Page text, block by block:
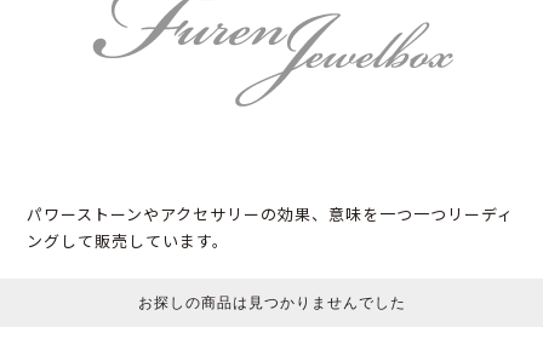
パワーストーンやアクセサリーの効果、意味を一つ一つリーディ
ングして販売しています。
お探しの商品は見つかりませんでした